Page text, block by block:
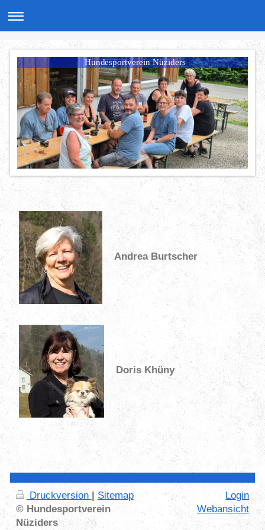
Hundesportverein Nüziders
Andrea Burtscher
Doris Khüny
Druckversion
Sitemap
© Hundesportverein
Nüziders
Login
Webansicht